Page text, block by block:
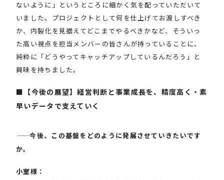
ないように」というところに細かく気を配っていただいて
いました。プロジェクトとして何を仕上げてお渡しすべき
か、内製化を見据えてどこまでやるべきかなど、そういっ
た高い視点を担当メンバーの皆さんが持っていることに、
純粋に「どうやってキャッチアップしているんだろう」と
興味を持ちました。
【今後の展望】経営判断と事業成長を、精度高く・素
早いデータで支えていく
――今後、この基盤をどのように発展させていきたいです
か。
小室様：